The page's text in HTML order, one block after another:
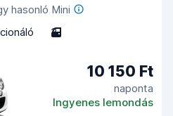
hasonló Mini
3
10 150 Ft
naponta
Ingyenes lemondás